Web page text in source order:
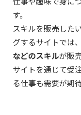
す。
スキルを販売した
グするサイトでは、
などのスキルが販
サイトを通じて受
る仕事も需要が期